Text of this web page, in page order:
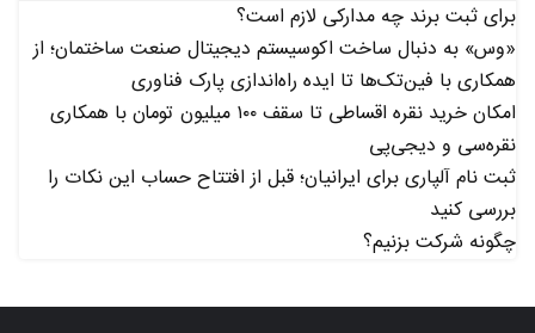
برای ثبت برند چه مدارکی لازم است؟
«وس» به دنبال ساخت اکوسیستم دیجیتال صنعت ساختمان؛ از
همکاری با فین‌تک‌ها تا ایده راه‌اندازی پارک فناوری
امکان خرید نقره اقساطی تا سقف ۱۰۰ میلیون تومان با همکاری
نقره‌سی و دیجی‌پی
ثبت نام آلپاری برای ایرانیان؛ قبل از افتتاح حساب این نکات را
بررسی کنید
چگونه شرکت بزنیم؟